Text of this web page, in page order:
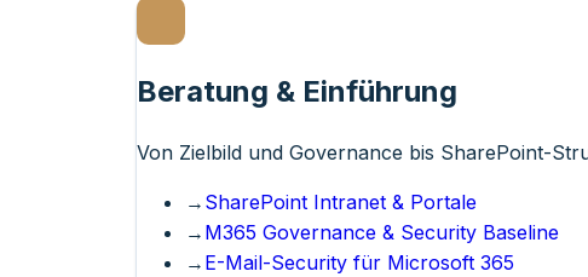
Beratung & Einführung
Von Zielbild und Governance bis SharePoint-
→ SharePoint Intranet & Portale
→ M365 Governance & Security Baseline
→ E-Mail-Security für Microsoft 365